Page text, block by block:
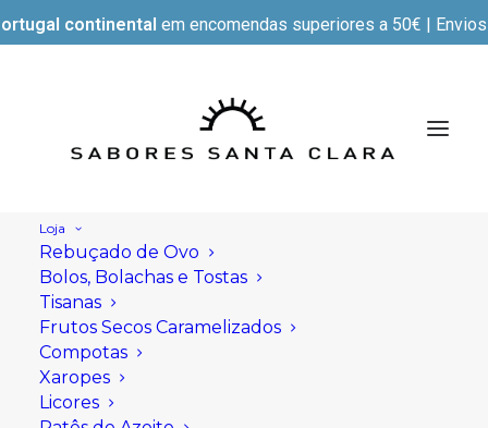
continental em encomendas superiores a 50€ |
Loja
Rebuçado de Ovo
Bolos, Bolachas e Tostas
Tisanas
Frutos Secos Caramelizados
Compotas
Xaropes
Licores